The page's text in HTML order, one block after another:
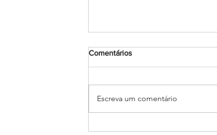
Comentários
Escreva um comentário